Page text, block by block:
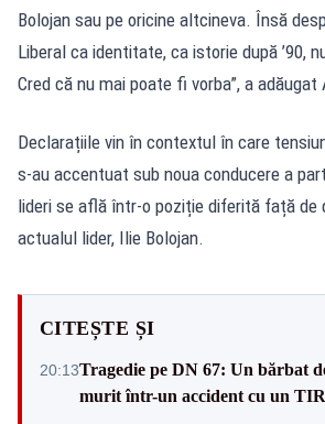
Bolojan sau pe oricine altcineva. Însă
Liberal ca identitate, ca istorie după ’90,
Cred că nu mai poate fi vorba”, a adăugat
Declarațiile vin în contextul în care
s-au accentuat sub noua conducere a
lideri se află într-o poziție diferită față de
actualul lider, Ilie Bolojan.
CITEȘTE ȘI
20:13Tragedie pe DN 67: Un bărbat
murit într-un accident cu un